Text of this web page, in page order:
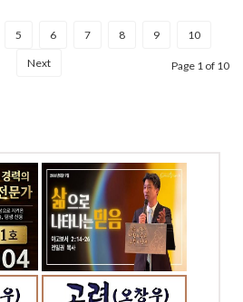
5 6 7 8 9 10
Next Page 1 of 10
-